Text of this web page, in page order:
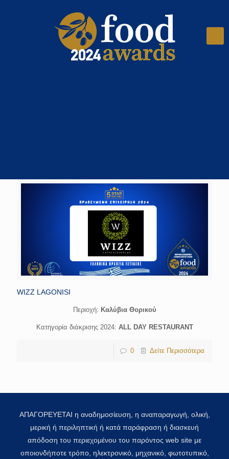
WIZZ LAGONISI
Περιοχή: Καλύβια Θορικού
Κατηγορία διάκρισης 2024: ALL DAY RESTAURANT
0 Δείτε Περισσότερα
ΑΠΑΓΟΡΕΥΕΤΑΙ η αναδημοσίευση, η αναπαραγωγή, ολική,
μερική ή περιληπτική ή κατά παράφραση ή διασκευή
απόδοση του περιεχομένου του παρόντος web site με
οποιονδήποτε τρόπο, ηλεκτρονικό, μηχανικό, φωτοτυπικό,